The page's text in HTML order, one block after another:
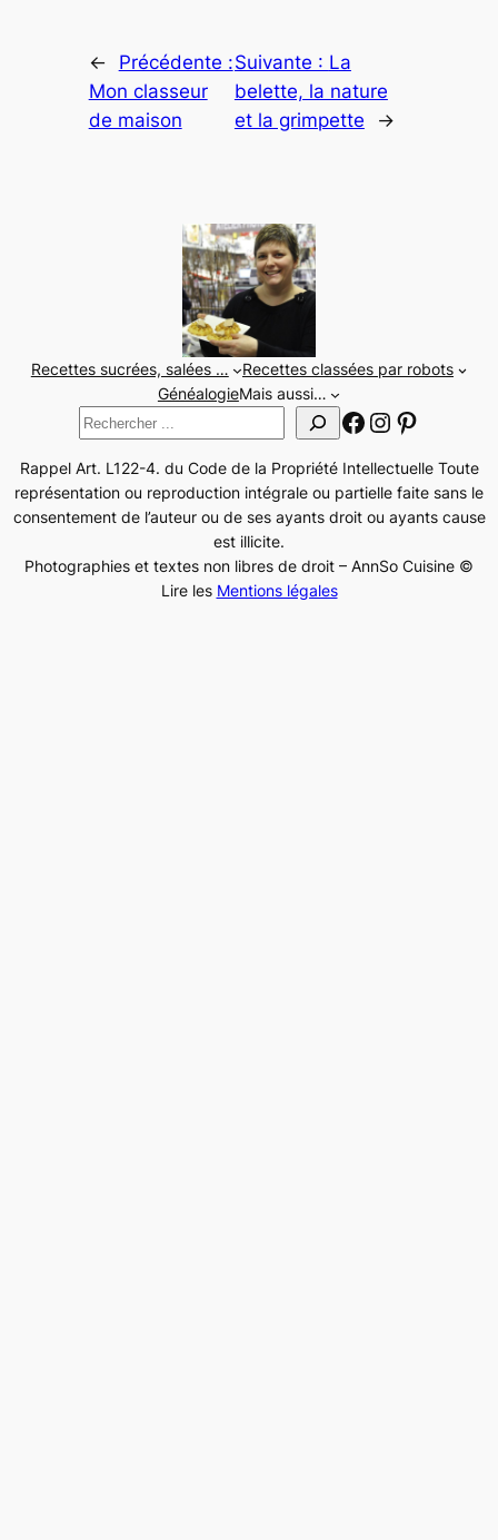
←
Précédente :
Mon classeur
de maison
Suivante : La
belette, la nature
et la grimpette
→
Recettes sucrées, salées …
Recettes classées par robots
GénéalogieMais aussi…
Rechercher
Facebook
Instagram
Rappel Art. L122-4. du Code de la Propriété Intellectuelle Toute
représentation ou reproduction intégrale ou partielle faite sans le
consentement de l’auteur ou de ses ayants droit ou ayants cause
est illicite.
Photographies et textes non libres de droit – AnnSo Cuisine ©
Lire les Mentions légales